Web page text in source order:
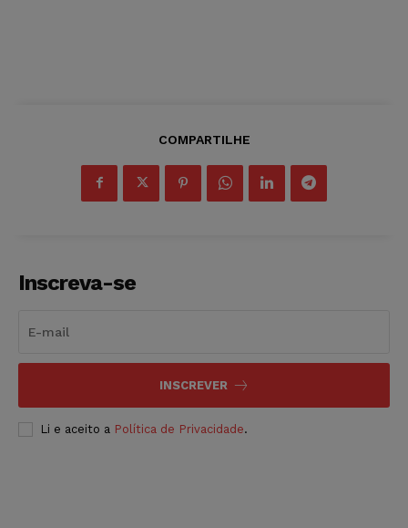
COMPARTILHE
Inscreva-se
INSCREVER
Li e aceito a Política de Privacidade.